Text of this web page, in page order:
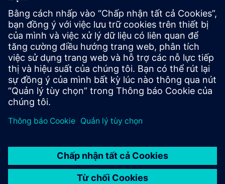
của chúng tôi
Contact us